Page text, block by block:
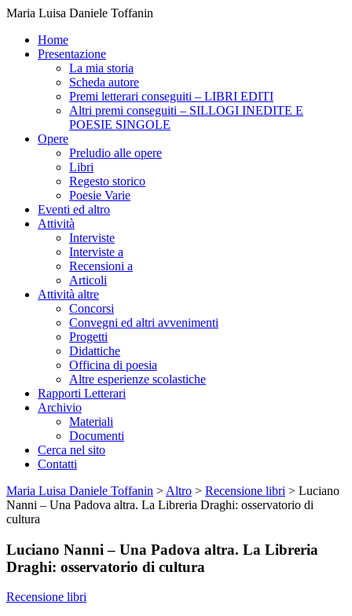
Maria Luisa Daniele Toffanin
Home
Presentazione
La mia storia
Scheda autore
Premi letterari conseguiti – LIBRI EDITI
Altri premi conseguiti – SILLOGI INEDITE E
POESIE SINGOLE
Opere
Preludio alle opere
Libri
Regesto storico
Poesie Varie
Eventi ed altro
Attività
Interviste
Interviste a
Recensioni a
Articoli
Attività altre
Concorsi
Convegni ed altri avvenimenti
Progetti
Didattiche
Officina di poesia
Altre esperienze scolastiche
Rapporti Letterari
Archivio
Materiali
Documenti
Cerca nel sito
Contatti
Maria Luisa Daniele Toffanin > Altro > Recensione libri > Luciano
Nanni – Una Padova altra. La Libreria Draghi: osservatorio di
cultura
Luciano Nanni – Una Padova altra. La Libreria
Draghi: osservatorio di cultura
Recensione libri